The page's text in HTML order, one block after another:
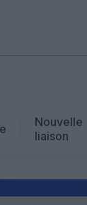
Nouvelle
liaison